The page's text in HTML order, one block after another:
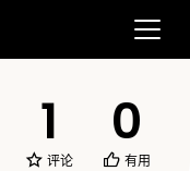
1
评论
0
有用